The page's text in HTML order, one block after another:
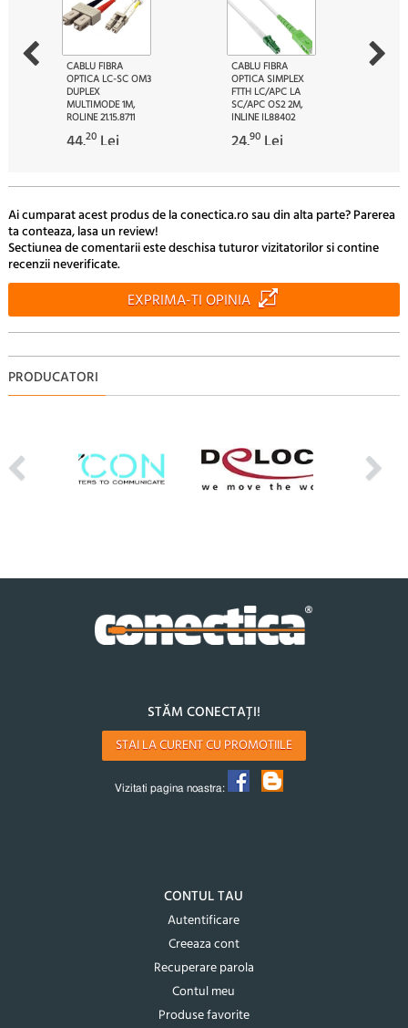
CABLU FIBRA
OPTICA LC-SC OM3
DUPLEX
MULTIMODE 1M,
ROLINE 21.15.8711
44.20 Lei
CABLU FIBRA
OPTICA SIMPLEX
FTTH LC/APC LA
SC/APC OS2 2M,
INLINE IL88402
24.90 Lei
Ai cumparat acest produs de la conectica.ro sau din alta parte? Parerea
ta conteaza, lasa un review!
Sectiunea de comentarii este deschisa tuturor vizitatorilor si contine
recenzii neverificate.
EXPRIMA-TI OPINIA
PRODUCATORI
STĂM CONECTAȚI!
STAI LA CURENT CU PROMOTIILE
Vizitati pagina noastra:
CONTUL TAU
Autentificare
Creeaza cont
Recuperare parola
Contul meu
Produse favorite